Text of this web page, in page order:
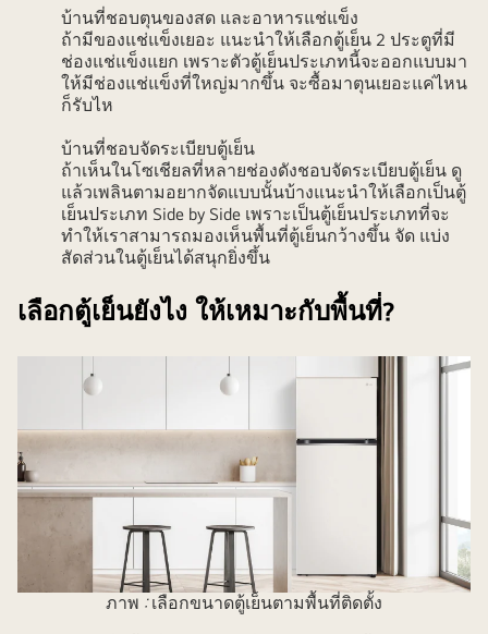
บ้านที่ชอบตุนของสด และอาหารแช่แข็ง
ถ้ามีของแช่แข็งเยอะ แนะนำให้เลือกตู้เย็น 2 ประตูที่มี
ช่องแช่แข็งแยก เพราะตัวตู้เย็นประเภทนี้จะออกแบบมา
ให้มีช่องแช่แข็งที่ใหญ่มากขึ้น จะซื้อมาตุนเยอะแค่ไหน
ก็รับไห
บ้านที่ชอบจัดระเบียบตู้เย็น
ถ้าเห็นในโซเชียลที่หลายช่องดังชอบจัดระเบียบตู้เย็น ดู
แล้วเพลินตามอยากจัดแบบนั้นบ้างแนะนำให้เลือกเป็นตู้
เย็นประเภท Side by Side เพราะเป็นตู้เย็นประเภทที่จะ
ทำให้เราสามารถมองเห็นพื้นที่ตู้เย็นกว้างขึ้น จัด แบ่ง
สัดส่วนในตู้เย็นได้สนุกยิ่งขึ้น
เลือกตู้เย็นยังไง ให้เหมาะกับพื้นที่?
ภาพ :เลือกขนาดตู้เย็นตามพื้นที่ติดตั้ง